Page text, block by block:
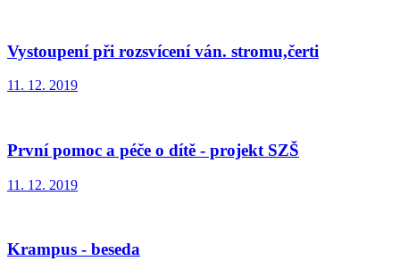
Vystoupení při rozsvícení ván. stromu,čerti
11. 12. 2019
První pomoc a péče o dítě - projekt SZŠ
11. 12. 2019
Krampus - beseda